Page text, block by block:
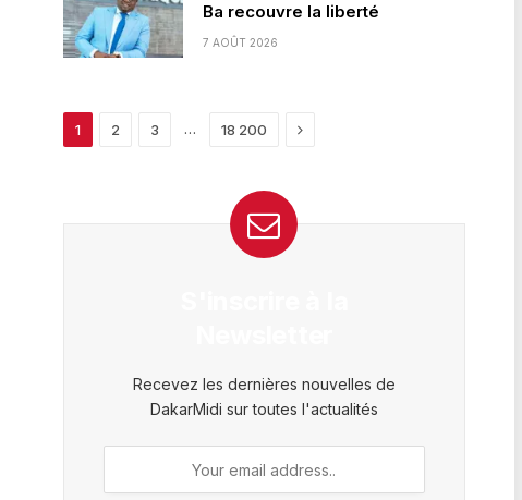
Ba recouvre la liberté
7 AOÛT 2026
1 2 3 … 18 200 Next
Recevez les dernières nouvelles de
DakarMidi sur toutes l'actualités